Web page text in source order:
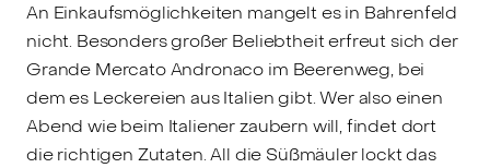
An Einkaufsmöglichkeiten mangelt es in Bahrenfeld
nicht. Besonders großer Beliebtheit erfreut sich der
Grande Mercato Andronaco im Beerenweg, bei
dem es Leckereien aus Italien gibt. Wer also einen
Abend wie beim Italiener zaubern will, findet dort
die richtigen Zutaten. All die Süßmäuler lockt das